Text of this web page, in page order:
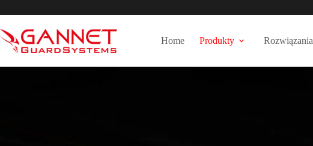
do
Home
Produkty Rozwiązania